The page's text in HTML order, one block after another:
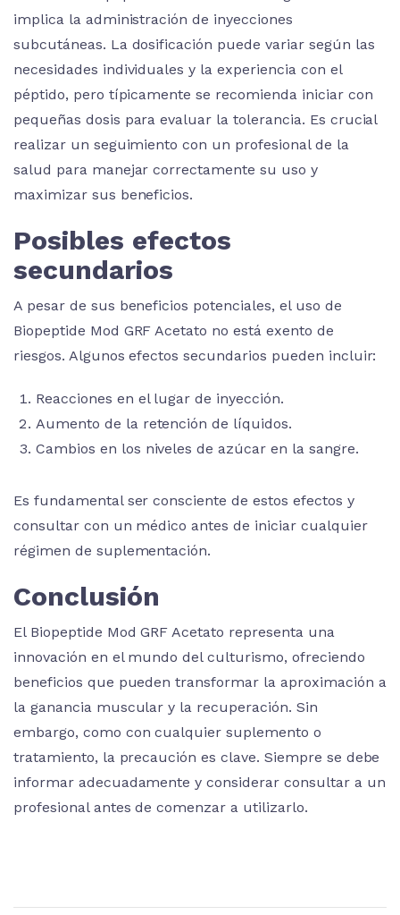
implica la administración de inyecciones
subcutáneas. La dosificación puede variar según las
necesidades individuales y la experiencia con el
péptido, pero típicamente se recomienda iniciar con
pequeñas dosis para evaluar la tolerancia. Es crucial
realizar un seguimiento con un profesional de la
salud para manejar correctamente su uso y
maximizar sus beneficios.
Posibles efectos
secundarios
A pesar de sus beneficios potenciales, el uso de
Biopeptide Mod GRF Acetato no está exento de
riesgos. Algunos efectos secundarios pueden incluir:
Reacciones en el lugar de inyección.
Aumento de la retención de líquidos.
Cambios en los niveles de azúcar en la sangre.
Es fundamental ser consciente de estos efectos y
consultar con un médico antes de iniciar cualquier
régimen de suplementación.
Conclusión
El Biopeptide Mod GRF Acetato representa una
innovación en el mundo del culturismo, ofreciendo
beneficios que pueden transformar la aproximación a
la ganancia muscular y la recuperación. Sin
embargo, como con cualquier suplemento o
tratamiento, la precaución es clave. Siempre se debe
informar adecuadamente y considerar consultar a un
profesional antes de comenzar a utilizarlo.